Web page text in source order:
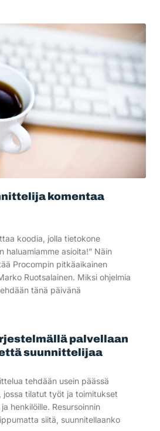
komentaa
koodia, jolla tietokone
haluamiamme asioita!” Näin
Procompin pitkäaikainen
Ruotsalainen. Miksi ohjelmia
tänä päivänä
palvellaan
suunnittelijaa
tehdään usein päässä
jossa tilatut työt ja toimitukset
henkilöille. Resursoinnin
siitä, suunnitellaanko